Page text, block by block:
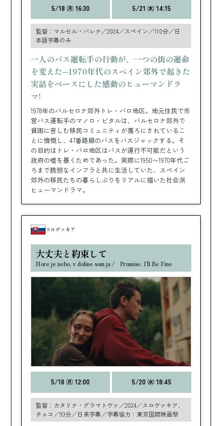
5/18 ㈪ 16:30 5/21 ㈭ 14:15
監督：マルセル・バレナ／2024／スペイン／110分／日
本語字幕のみ
一人のバス運転手の行動が、一つの街の運命
を変えた─1970年代のスペイン郊外で起きた
実話をベースにした感動のヒューマンドラ
マ!
1978年のバルセロナ郊外トレ・バロ地区。地元住民で市
営バス運転手のマノロ・ビタルは、バルセロナ郊外で
貧困に苦しむ移民コミュニティが蔑ろにされているこ
とに憤慨し、47番路線のバスをバスジャックする。そ
の目的はトレ・バロ地区はバスが運行不可能だという
政府の嘘を暴くためであった。実際に1950〜1970年代ご
ろまで脆弱なインフラと共に生活していた、スペイン
郊外の移民たちの暮らしぶりをリアルに描いた社会派
ヒューマンドラマ。
スロヴァキア
大丈夫と約束して
Hore je nebo, v doline som ja / Promise, I'll Be Fine
5/18 ㈪ 12:00 5/20 ㈬ 18:45
監督：カタリナ・グラマトヴァ／2024／スロヴァキア、
チェコ／93分／日英字幕／字幕協力：東京国際映画祭